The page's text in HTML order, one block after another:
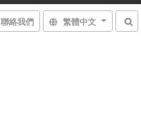
聯絡我們 繁體中文